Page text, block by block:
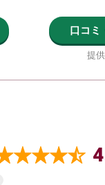
口コミ
提